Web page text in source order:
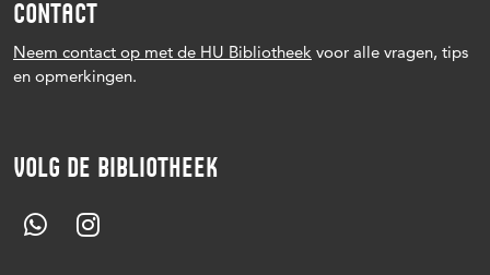
CONTACT
Neem contact op met de HU Bibliotheek voor alle vragen, tips
en opmerkingen.
VOLG DE BIBLIOTHEEK